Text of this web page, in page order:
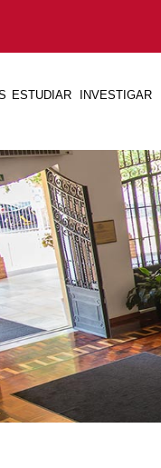
ESTUDIAR INVESTIGAR